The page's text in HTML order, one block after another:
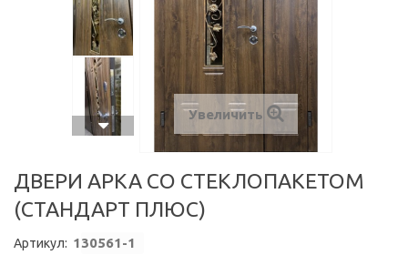
Увеличить
ДВЕРИ АРКА СО СТЕКЛОПАКЕТОМ
(СТАНДАРТ ПЛЮС)
Артикул: 130561-1